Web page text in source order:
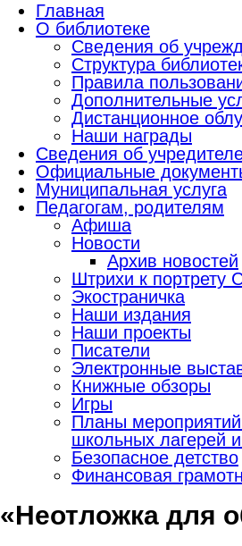
Главная
О библиотеке
Сведения об
Структура
Правила
Дополнительные
Дистанционное
Наши награды
Сведения об
Официальные
Муниципальная услуга
Педагогам, родителям
Афиша
Новости
Архив новостей
Штрихи к портрету
Экостраничка
Наши издания
Наши проекты
Писатели
Электронные
Книжные обзоры
Игры
Планы
школьных лагерей
Безопасное детство
Финансовая
«Неотложка для